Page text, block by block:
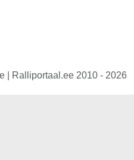
| Ralliportaal.ee 2010 - 2026